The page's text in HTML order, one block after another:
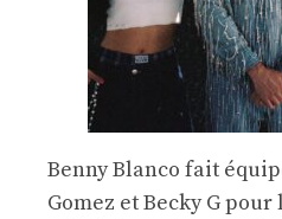
Benny Blanco fait
Gomez et Becky G